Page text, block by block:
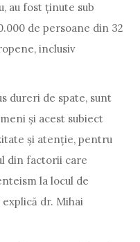
au fost ținute sub
de persoane din 32
inclusiv
dureri de spate, sunt
și acest subiect
și atenție, pentru
din factorii care
la locul de
dr. Mihai